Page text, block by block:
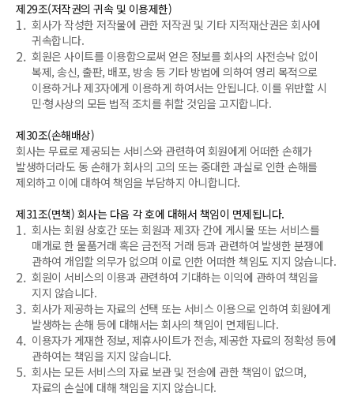
제29조(저작권의 귀속 및 이용제한)
1. 회사가 작성한 저작물에 관한 저작권 및 기타 지적재산권은 회사에
귀속합니다.
2. 회원은 사이트를 이용함으로써 얻은 정보를 회사의 사전승낙 없이
복제, 송신, 출판, 배포, 방송 등 기타 방법에 의하여 영리 목적으로
이용하거나 제3자에게 이용하게 하여서는 안됩니다. 이를 위반할 시
민·형사상의 모든 법적 조치를 취할 것임을 고지합니다.
제30조(손해배상)
회사는 무료로 제공되는 서비스와 관련하여 회원에게 어떠한 손해가
발생하더라도 동 손해가 회사의 고의 또는 중대한 과실로 인한 손해를
제외하고 이에 대하여 책임을 부담하지 아니합니다.
제31조(면책) 회사는 다음 각 호에 대해서 책임이 면제됩니다.
1. 회사는 회원 상호간 또는 회원과 제3자 간에 게시물 또는 서비스를
매개로 한 물품거래 혹은 금전적 거래 등과 관련하여 발생한 분쟁에
관하여 개입할 의무가 없으며 이로 인한 어떠한 책임도 지지 않습니다.
2. 회원이 서비스의 이용과 관련하여 기대하는 이익에 관하여 책임을
지지 않습니다.
3. 회사가 제공하는 자료의 선택 또는 서비스 이용으로 인하여 회원에게
발생하는 손해 등에 대해서는 회사의 책임이 면제됩니다.
4. 이용자가 게재한 정보, 제휴사이트가 전송, 제공한 자료의 정확성 등에
관하여는 책임을 지지 않습니다.
5. 회사는 모든 서비스의 자료 보관 및 전송에 관한 책임이 없으며,
자료의 손실에 대해 책임을 지지 않습니다.